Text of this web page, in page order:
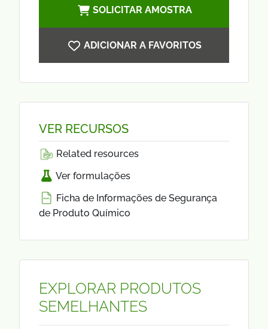
SOLICITAR AMOSTRA
ADICIONAR A FAVORITOS
VER RECURSOS
Related resources
Ver formulações
Ficha de Informações de Segurança
de Produto Químico
EXPLORAR PRODUTOS
SEMELHANTES